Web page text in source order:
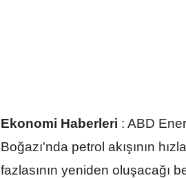
Ekonomi Haberleri : ABD
Boğazı'nda petrol akışının
fazlasının yeniden oluşacağı